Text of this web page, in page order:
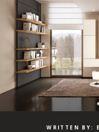
WRITTEN BY: